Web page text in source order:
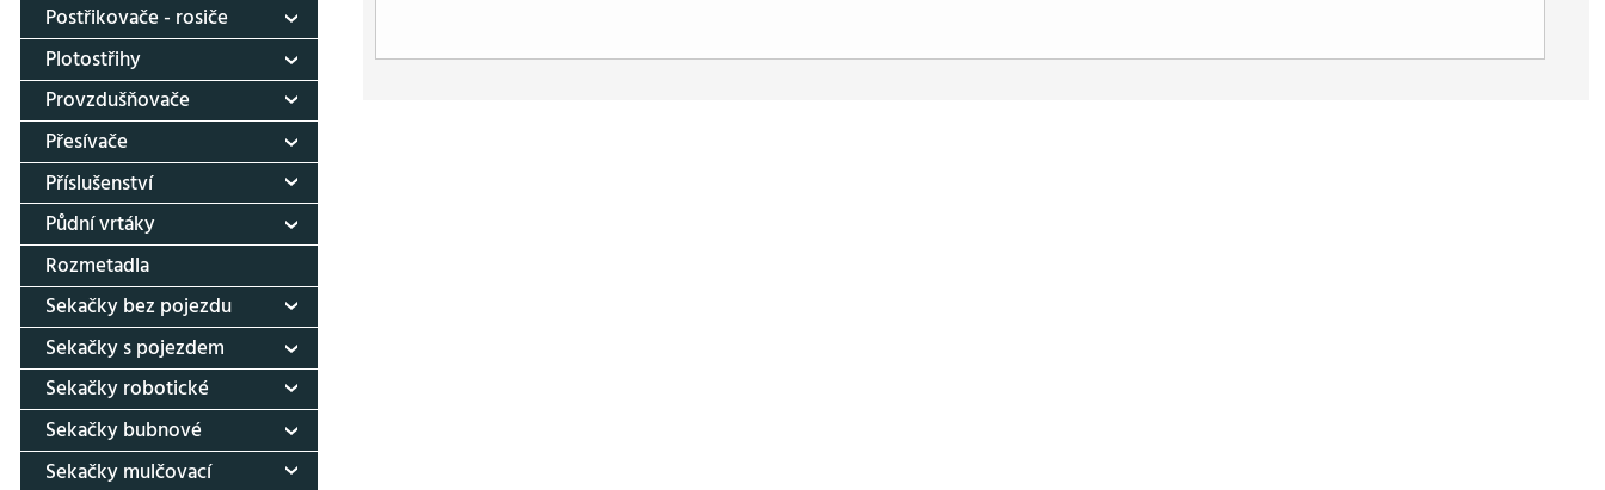
Postřikovače - rosiče
Plotostřihy
Provzdušňovače
Přesívače
Příslušenství
Půdní vrtáky
Rozmetadla
Sekačky bez pojezdu
Sekačky s pojezdem
Sekačky robotické
Sekačky bubnové
Sekačky mulčovací